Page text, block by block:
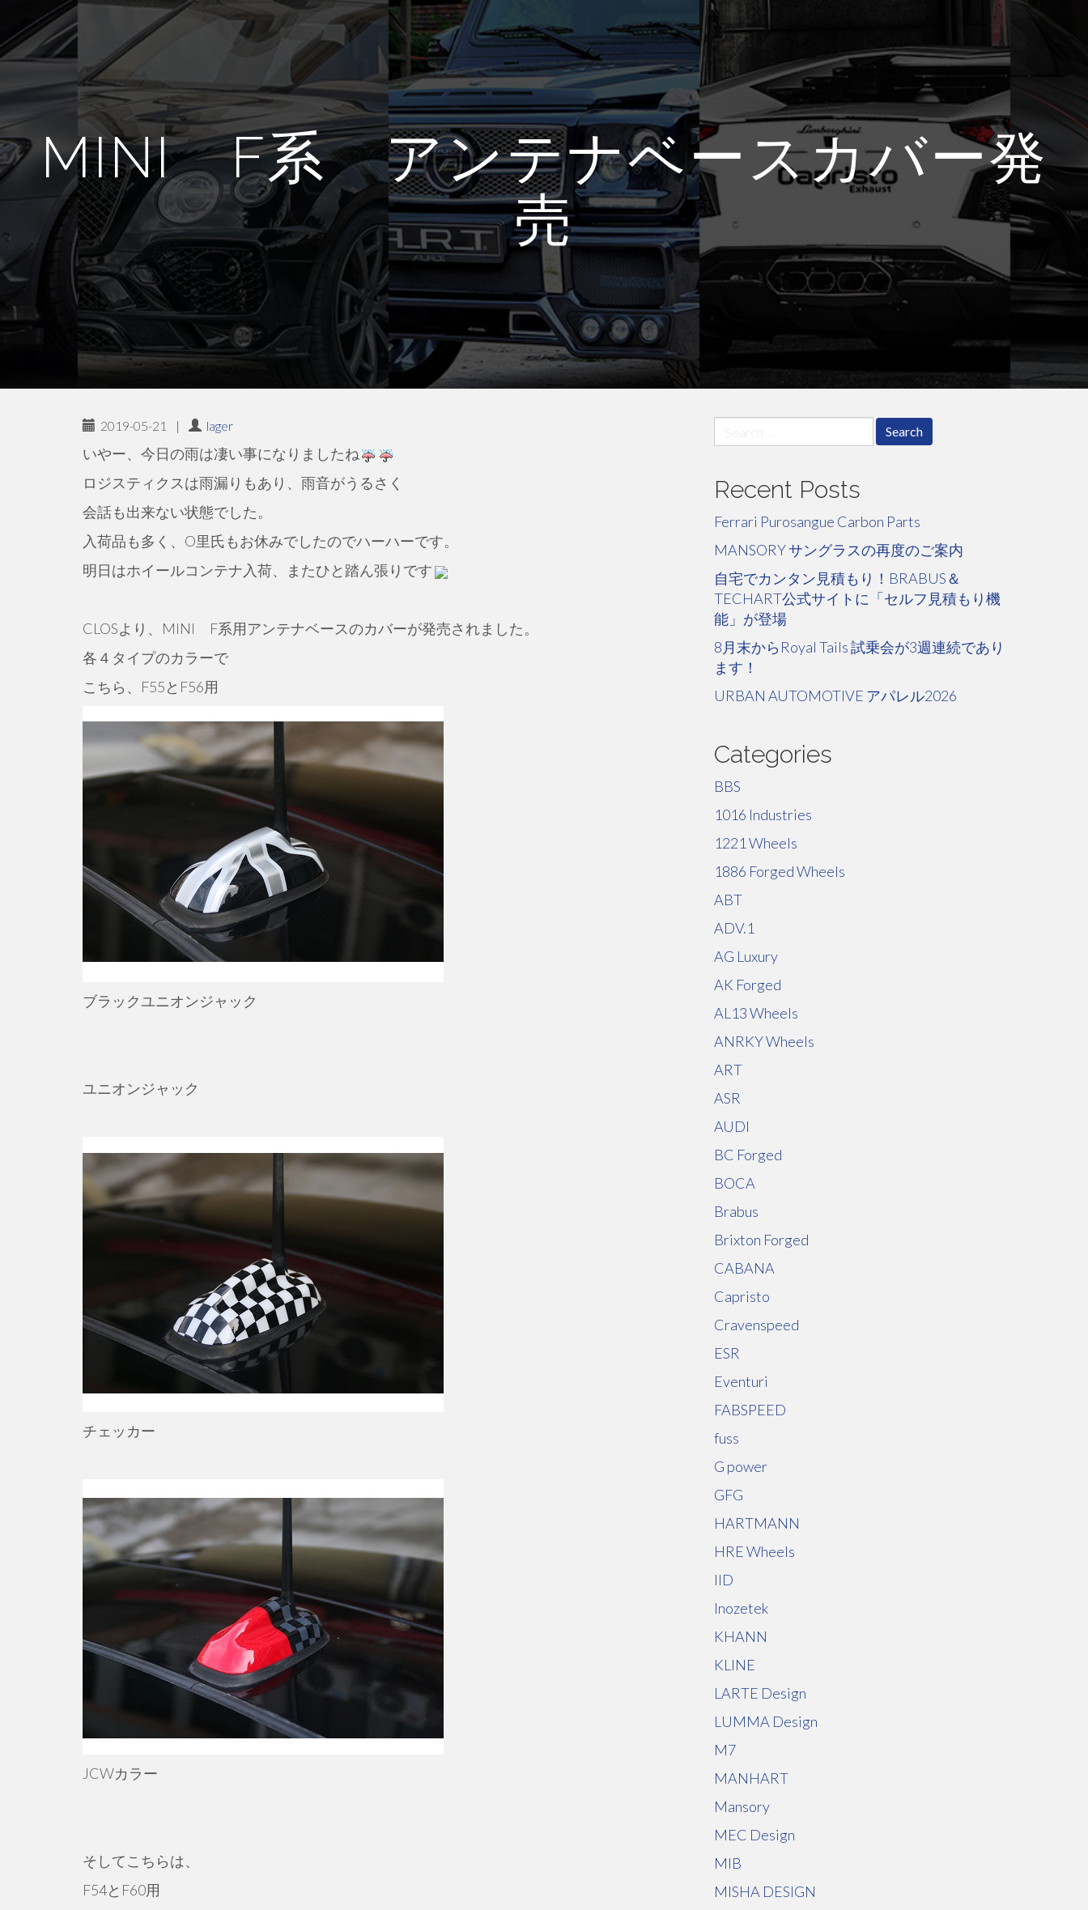
MINI F系 アンテナベースカバー発
売
2019-05-21 | lager
いやー、今日の雨は凄い事になりましたね
ロジスティクスは雨漏りもあり、雨音がうるさく
会話も出来ない状態でした。
入荷品も多く、O里氏もお休みでしたのでハーハーです。
明日はホイールコンテナ入荷、またひと踏ん張りです
CLOSより、MINI F系用アンテナベースのカバーが発売されました。
各４タイプのカラーで
こちら、F55とF56用
ブラックユニオンジャック
ユニオンジャック
チェッカー
JCWカラー
そしてこちらは、
F54とF60用
for:
Recent Posts
Ferrari Purosangue Carbon Parts
MANSORY サングラスの再度のご案内
自宅でカンタン見積もり！BRABUS＆
TECHART公式サイトに「セルフ見積もり機
能」が登場
8月末からRoyal Tails 試乗会が3週連続であり
ます！
URBAN AUTOMOTIVE アパレル2026
Categories
BBS
1016 Industries
1221 Wheels
1886 Forged Wheels
ABT
ADV.1
AG Luxury
AK Forged
AL13 Wheels
ANRKY Wheels
ART
ASR
AUDI
BC Forged
BOCA
Brabus
Brixton Forged
CABANA
Capristo
Cravenspeed
ESR
Eventuri
FABSPEED
fuss
G power
GFG
HARTMANN
HRE Wheels
IID
Inozetek
KHANN
KLINE
LARTE Design
LUMMA Design
M7
MANHART
Mansory
MEC Design
MIB
MISHA DESIGN